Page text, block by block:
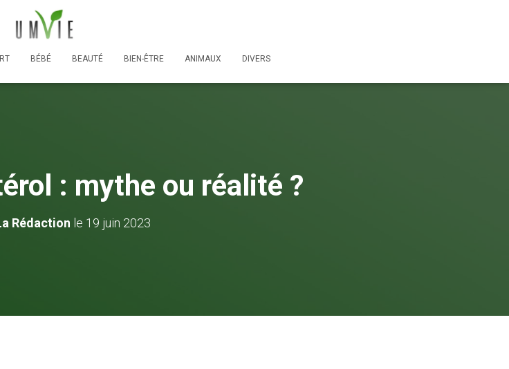
BÉBÉ BEAUTÉ BIEN-ÊTRE ANIMAUX DIVERS
: mythe ou réalité ?
Rédaction le 19 juin 2023